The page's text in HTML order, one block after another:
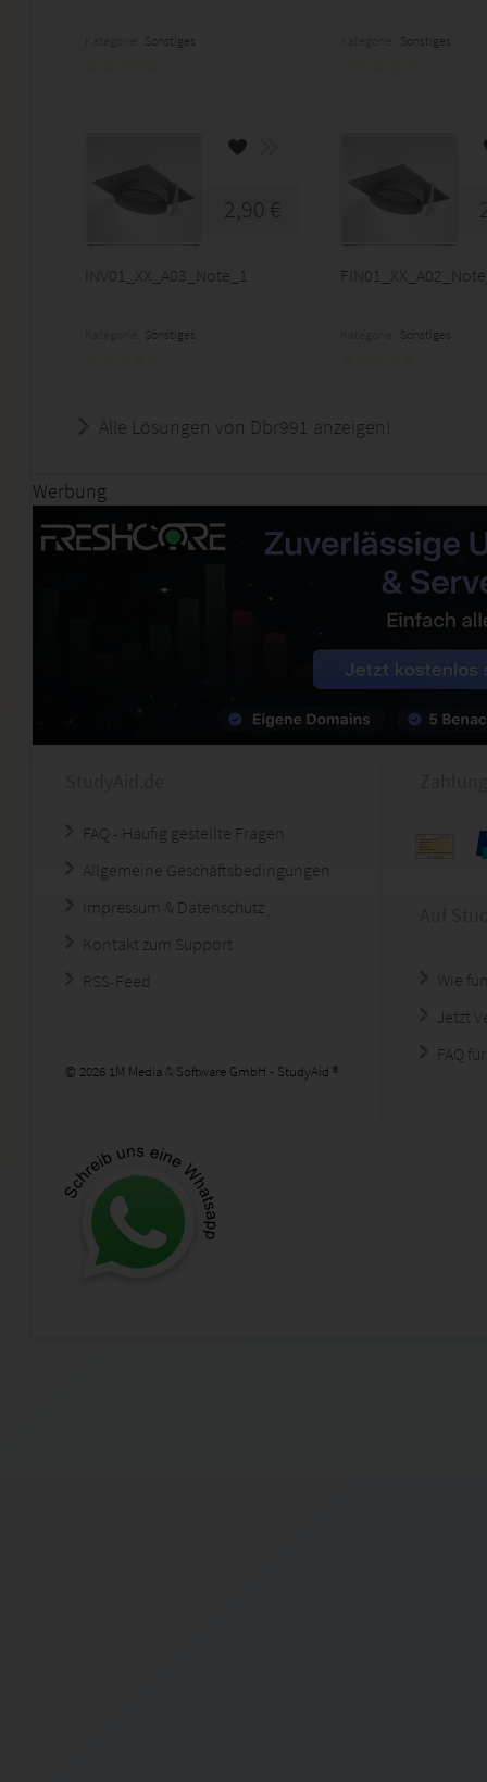
Sonstiges Sonstiges
2,90 €
INV01_XX_A03_Note_1
Sonstiges Sonstiges
Alle Lösungen von Dbr991 anzeigen!
Werbung
FAQ - Häufig gestellte Fragen
Allgemeine Geschäftsbedingungen
Impressum & Datenschutz
Kontakt zum Support
RSS-Feed
© 2026 1M Media & Software GmbH - StudyAid ®
Wie
Jetzt
FAQ